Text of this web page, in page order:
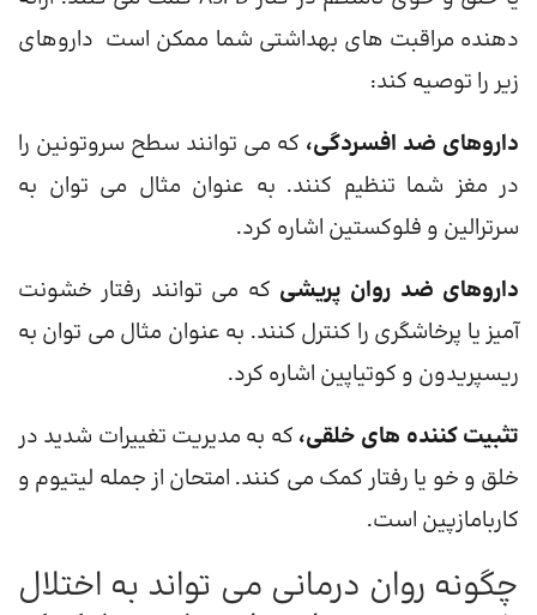
دهنده مراقبت های بهداشتی شما ممکن است داروهای
زیر را توصیه کند:
داروهای ضد افسردگی، که می توانند سطح سروتونین را
در مغز شما تنظیم کنند. به عنوان مثال می توان به
سرترالین و فلوکستین اشاره کرد.
داروهای ضد روان پریشی که می توانند رفتار خشونت
آمیز یا پرخاشگری را کنترل کنند. به عنوان مثال می توان به
ریسپریدون و کوتیاپین اشاره کرد.
تثبیت کننده های خلقی، که به مدیریت تغییرات شدید در
خلق و خو یا رفتار کمک می کنند. امتحان از جمله لیتیوم و
کاربامازپین است.
چگونه روان درمانی می تواند به اختلال